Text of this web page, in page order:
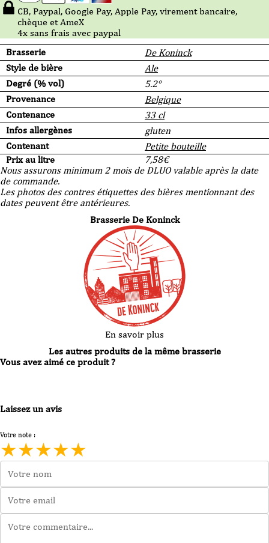
Brasserie
De Koninck
Style de bière
Ale
Degré (% vol)
5.2°
Provenance
Belgique
Contenance
33 cl
Infos allergènes
gluten
Contenant
Petite bouteille
Prix au litre
7,58€
Nous assurons minimum 2 mois de DLUO valable après la date
de commande.
Les photos des contres étiquettes des bières mentionnant des
dates peuvent être antérieures.
CB, Paypal, Google Pay, Apple Pay, virement bancaire,
chèque et AmeX
4x sans frais avec paypal
Brasserie De Koninck
En savoir plus
Les autres produits de la même brasserie
Vous avez aimé ce produit ?
Laissez un avis
Votre note :
★★★★★